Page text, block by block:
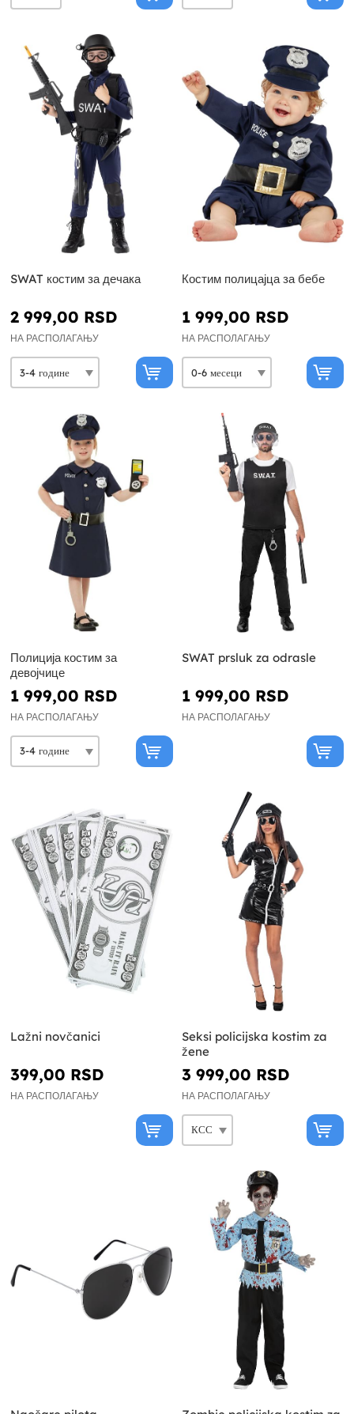
SWAT костим за дечака
2 999,00 RSD
НА РАСПОЛАГАЊУ
Костим полицајца за бебе
1 999,00 RSD
НА РАСПОЛАГАЊУ
Полиција костим за
девојчице
1 999,00 RSD
НА РАСПОЛАГАЊУ
SWAT prsluk za odrasle
1 999,00 RSD
НА РАСПОЛАГАЊУ
Lažni novčanici
399,00 RSD
НА РАСПОЛАГАЊУ
Seksi policijska kostim za
žene
3 999,00 RSD
НА РАСПОЛАГАЊУ